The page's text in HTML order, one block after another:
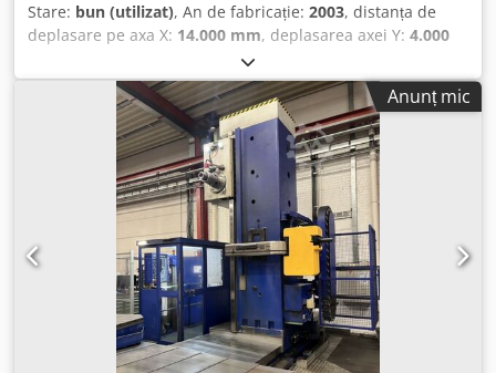
Stare: bun (utilizat), An de fabricație: 2003, distanța de
deplasare pe axa X: 14.000 mm, deplasarea axei Y: 4.000
, turația arborelui principal
(max.):2.500 rot/min, lungime avans ax W:900 mm,
diametrul arborelui principal:152 mm
, FPT MAR-X 3, 2003
CNC SELCA 4045 PLUS DIGITAL, An fabricației 2003, CNC-ul
poate fi schimbat cu Heidenhain 620. Masă rotativă FPT
TRT25, 25 tone. Cap cu două axe, 144 x 144. Codpewdm A
Hsfx Ag Tsha X, cursă coloană: 14.000 mm Y, cursă
verticală cap: 4.000 mm Z, cursă berbec: 1.500 mm W,
cursă arbore principal Ø 152,4 mm: 900 mm Con de
prindere arbore: ISO 50 Turație arbore principal: 0 - 2.500
rpm Putere motor arbore: 48 kW Schimbător automat de
scule: 40 scule Masă rotativă FPT TRT25, 360.000°, 2.500 x
2.500 mm Cursă longitudinală masă rotativă: 2.000 mm
Capacitate de încărcare a mesei: 25 tone
Anunț mic